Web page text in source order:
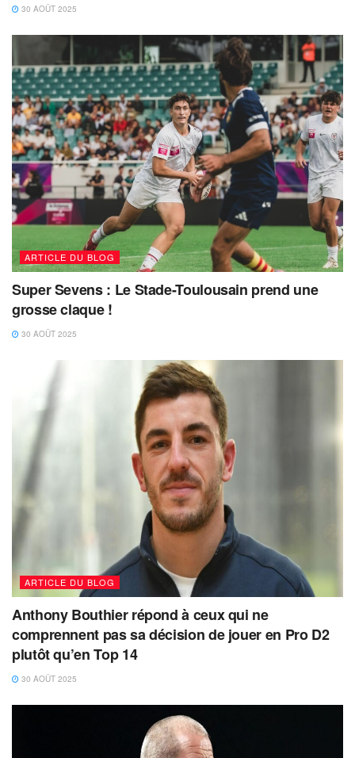
30 AOÛT 2025
ARTICLE DU BLOG
Super Sevens : Le Stade-Toulousain prend une
grosse claque !
30 AOÛT 2025
ARTICLE DU BLOG
Anthony Bouthier répond à ceux qui ne
comprennent pas sa décision de jouer en Pro D2
plutôt qu’en Top 14
30 AOÛT 2025